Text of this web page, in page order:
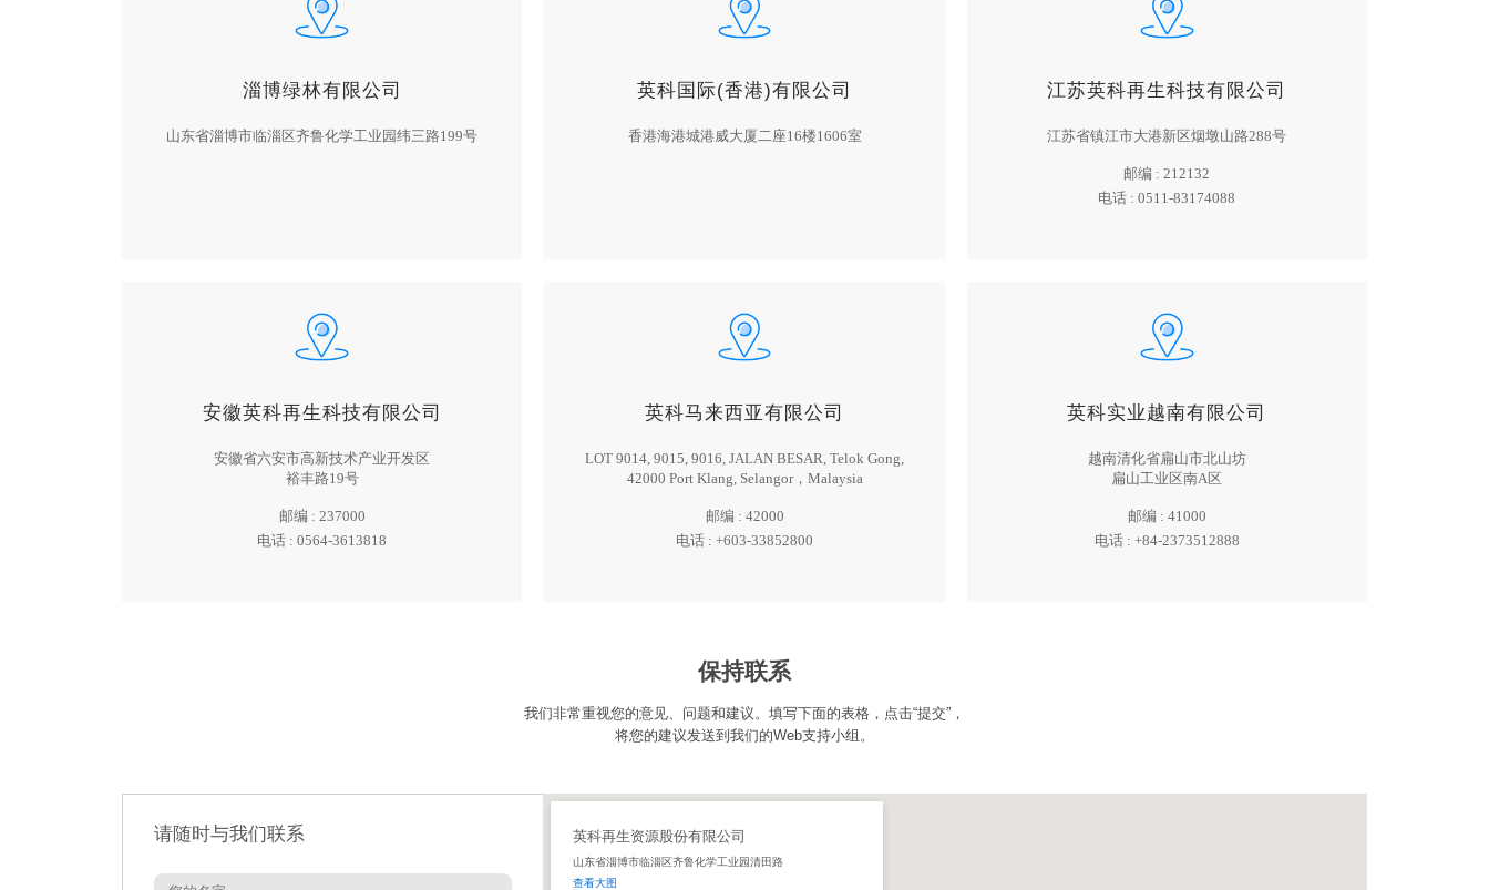
淄博绿林有限公司
山东省淄博市临淄区齐鲁化学工业园纬三路199号
英科国际(香港)有限公司
香港海港城港威大厦二座16楼1606室
江苏英科再生科技有限公司
江苏省镇江市大港新区烟墩山路288号
邮编 : 212132
电话 : 0511-83174088
安徽英科再生科技有限公司
安徽省六安市高新技术产业开发区
裕丰路19号
邮编 : 237000
电话 : 0564-3613818
英科马来西亚有限公司
LOT 9014, 9015, 9016, JALAN BESAR, Telok Gong,
42000 Port Klang, Selangor，Malaysia
邮编 : 42000
电话 : +603-33852800
英科实业越南有限公司
越南清化省扁山市北山坊
扁山工业区南A区
邮编 : 41000
电话 : +84-2373512888
保持联系
我们非常重视您的意见、问题和建议。填写下面的表格，点击“提交”，
将您的建议发送到我们的Web支持小组。
英科再生资源股份有限公司
山东省淄博市临淄区齐鲁化学工业园清田路
查看大图
请随时与我们联系